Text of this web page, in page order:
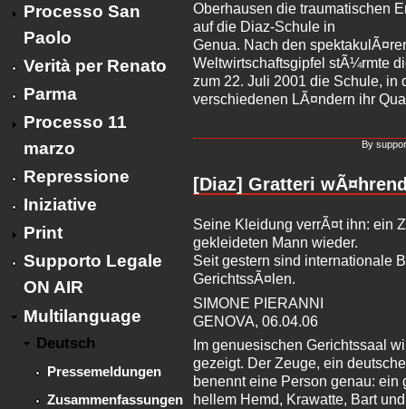
Processo San
Paolo
Verità per Renato
Parma
Processo 11
marzo
Repressione
Iniziative
Print
Supporto Legale
ON AIR
Multilanguage
Deutsch
Pressemeldungen
Zusammenfassungen
Oberhausen die traumatischen
auf die Diaz-Schule in
Genua. Nach den
Weltwirtschaftsgipfel stÃ¼rmte
zum 22. Juli 2001 die Schule, in
verschiedenen LÃ¤ndern ihr
By
[Diaz] Gratteri
Seine Kleidung verrÃ¤t ihn: ein
gekleideten Mann wieder.
Seit gestern sind internationale
GerichtssÃ¤len.
SIMONE PIERANNI
GENOVA, 06.04.06
Im genuesischen Gerichtssaal
gezeigt. Der Zeuge, ein
benennt eine Person genau: ein
hellem Hemd, Krawatte, Bart